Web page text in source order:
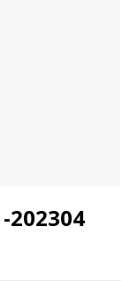
202304